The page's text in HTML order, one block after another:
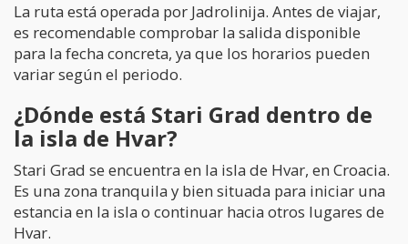
La ruta está operada por Jadrolinija. Antes de viajar,
es recomendable comprobar la salida disponible
para la fecha concreta, ya que los horarios pueden
variar según el periodo.
¿Dónde está Stari Grad dentro de
la isla de Hvar?
Stari Grad se encuentra en la isla de Hvar, en Croacia.
Es una zona tranquila y bien situada para iniciar una
estancia en la isla o continuar hacia otros lugares de
Hvar.